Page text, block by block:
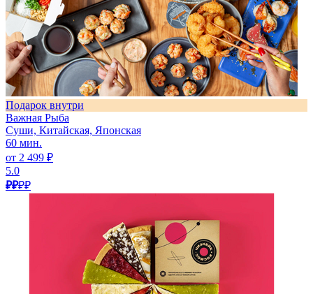
Подарок внутри
Важная Рыба
Суши, Китайская, Японская
60 мин.
от 2 499 ₽
5.0
₽₽₽₽